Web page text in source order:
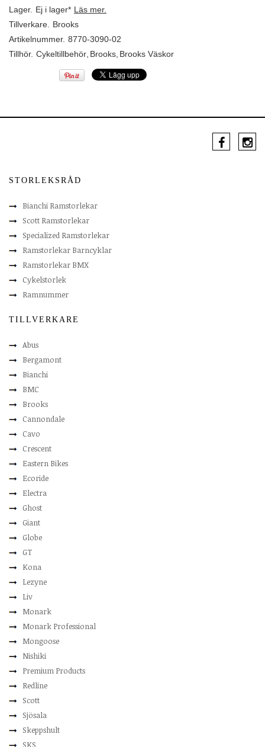
Lager. Ej i lager* Läs mer.
Tillverkare.
Brooks
Artikelnummer. 8770-3090-02
Tillhör. Cykeltillbehör Brooks Brooks Väskor
STORLEKSRÅD
Bianchi Ramstorlekar
Scott Ramstorlekar
Specialized Ramstorlekar
Ramstorlekar Barncyklar
Ramstorlekar BMX
Cykelstorlek
Ramnummer
TILLVERKARE
Abus
Bergamont
Bianchi
BMC
Brooks
Cannondale
Cavo
Crescent
Eastern Bikes
Ecoride
Electra
Ghost
Giant
Globe
GT
Kona
Lezyne
Liv
Monark
Monark Professional
Mongoose
Nishiki
Premium Products
Redline
Scott
Sjösala
Skeppshult
SKS